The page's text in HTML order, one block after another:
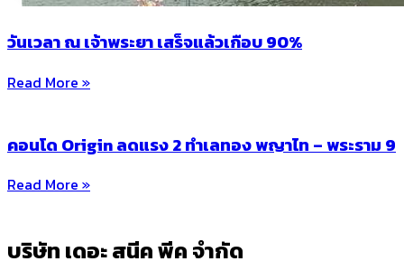
วันเวลา ณ เจ้าพระยา เสร็จแล้วเกือบ 90%
Read More »
คอนโด Origin ลดแรง 2 ทำเลทอง พญาไท – พระราม 9
Read More »
บริษัท เดอะ สนีค พีค จำกัด